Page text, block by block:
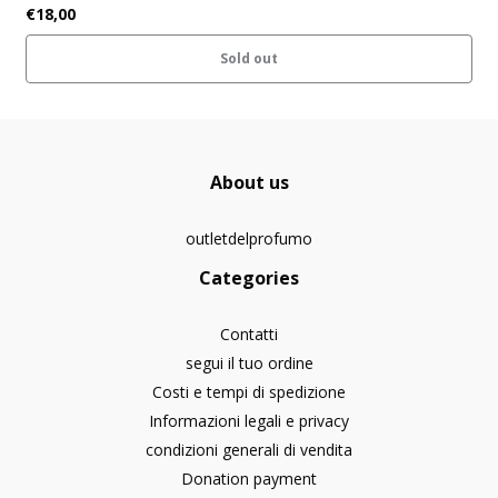
€18,00
Sold out
About us
outletdelprofumo
Categories
Contatti
segui il tuo ordine
Costi e tempi di spedizione
Informazioni legali e privacy
condizioni generali di vendita
Donation payment